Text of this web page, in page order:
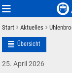
Start Aktuelles
Übersicht
25. April 2026